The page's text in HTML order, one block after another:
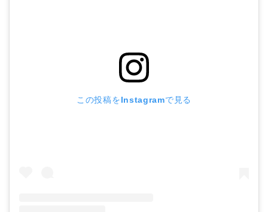
この投稿をInstagramで見る